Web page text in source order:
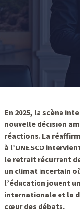
En 2025, la scène
nouvelle décision
réactions. La
à l’UNESCOintervient
le retraitrécurrent
un climat incertain
l’éducation jouent
internationale et la
cœur des débats.